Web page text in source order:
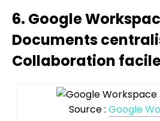
6. Google
Documents
Collaboration
Source : Google